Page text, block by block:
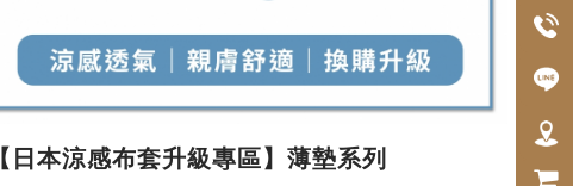
【日本涼感布套升級專區】薄墊系列